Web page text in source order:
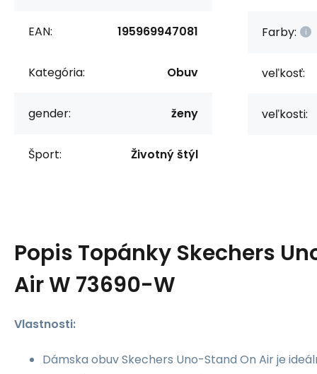
EAN: 195969947081
Kategória: Obuv
gender: ženy
Šport: Životný štýl
Farby:
veľkosť:
veľkosti:
Popis Topánky Skechers
Air W 73690-W
Vlastnosti:
Dámska obuv Skechers Uno-Stand On Air je